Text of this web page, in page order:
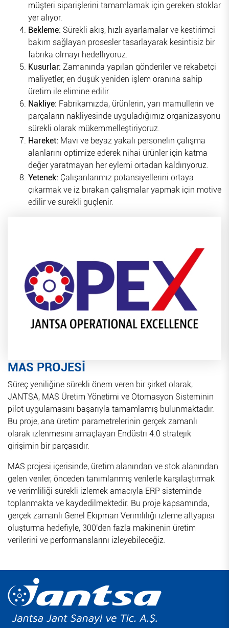
müşteri siparişlerini tamamlamak için gereken stoklar
yer alıyor.
Bekleme: Sürekli akış, hızlı ayarlamalar ve kestirimci
bakım sağlayan prosesler tasarlayarak kesintisiz bir
fabrika olmayı hedefliyoruz.
Kusurlar: Zamanında yapılan gönderiler ve rekabetçi
maliyetler, en düşük yeniden işlem oranına sahip
üretim ile elimine edilir.
Nakliye: Fabrikamızda, ürünlerin, yarı mamullerin ve
parçaların nakliyesinde uyguladığımız organizasyonu
sürekli olarak mükemmelleştiriyoruz.
Hareket: Mavi ve beyaz yakalı personelin çalışma
alanlarını optimize ederek nihai ürünler için katma
değer yaratmayan her eylemi ortadan kaldırıyoruz.
Yetenek: Çalışanlarımız potansiyellerini ortaya
çıkarmak ve iz bırakan çalışmalar yapmak için motive
edilir ve sürekli güçlenir.
MAS PROJESİ
Süreç yeniliğine sürekli önem veren bir şirket olarak,
JANTSA, MAS Üretim Yönetimi ve Otomasyon Sisteminin
pilot uygulamasını başarıyla tamamlamış bulunmaktadır.
Bu proje, ana üretim parametrelerinin gerçek zamanlı
olarak izlenmesini amaçlayan Endüstri 4.0 stratejik
girişimin bir parçasıdır.
MAS projesi içerisinde, üretim alanından ve stok alanından
gelen veriler, önceden tanımlanmış verilerle karşılaştırmak
ve verimliliği sürekli izlemek amacıyla ERP sisteminde
toplanmakta ve kaydedilmektedir. Bu proje kapsamında,
gerçek zamanlı Genel Ekipman Verimliliği izleme altyapısı
oluşturma hedefiyle, 300'den fazla makinenin üretim
verilerini ve performanslarını izleyebileceğiz.